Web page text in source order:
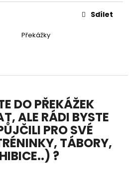
Překážky
Sdílet
DO PŘEKÁŽEK
ALE RÁDI BYSTE
PRO SVÉ
TÁBORY,
?